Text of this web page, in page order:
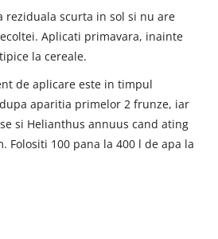
reziduala scurta in sol si nu are
Aplicati primavara, inainte
la cereale.
de aplicare este in timpul
aparitia primelor 2 frunze, iar
si Helianthus annuus cand ating
Folositi 100 pana la 400 l de apa la